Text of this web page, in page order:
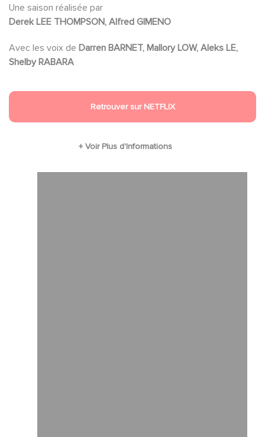
Une saison réalisée par
Derek LEE THOMPSON, Alfred GIMENO
Avec les voix de
Shelby RABARA
Retrouver sur NETFLIX